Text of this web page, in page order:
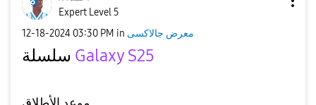
Expert Level 5
‎12-18-2024 03:30 PM in معرض جالاكسى
Galaxy S25